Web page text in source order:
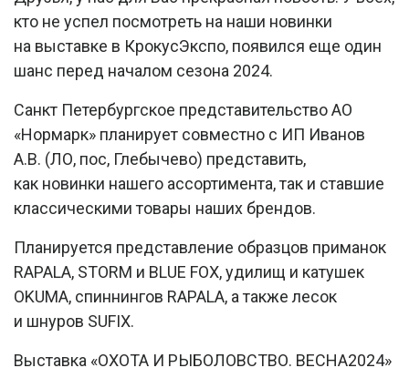
кто не успел посмотреть на наши новинки
на выставке в КрокусЭкспо, появился еще один
шанс перед началом сезона 2024.
Санкт Петербургское представительство АО
«Нормарк» планирует совместно с ИП Иванов
А.В. (ЛО, пос, Глебычево) представить,
как новинки нашего ассортимента, так и ставшие
классическими товары наших брендов.
Планируется представление образцов приманок
RAPALA, STORM и BLUE FOX, удилищ и катушек
OKUMA, спиннингов RAPALA, а также лесок
и шнуров SUFIX.
Выставка «ОХОТА И РЫБОЛОВСТВО. ВЕСНА2024»